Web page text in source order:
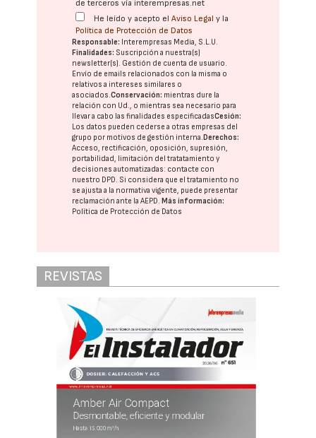
de terceros vía interempresas.net
He leído y acepto elAviso Legal y la
Política de Protección de Datos
Responsable: Interempresas Media, S.L.U.
Finalidades: Suscripción a nuestra(s)
newsletter(s). Gestión de cuenta de usuario.
Envío de emails relacionados con la misma o
relativos a intereses similares o
asociados.Conservación: mientras dure la
relación con Ud., o mientras sea necesario para
llevar a cabo las finalidades especificadasCesión:
Los datos pueden cederse a otras empresas del
grupo por motivos de gestión interna.Derechos:
Acceso, rectificación, oposición, supresión,
portabilidad, limitación del tratatamiento y
decisiones automatizadas: contacte con
nuestro DPD. Si considera que el tratamiento no
se ajusta a la normativa vigente, puede presentar
reclamación ante laAEPD.Más información:
Política de Protección de Datos
REVISTAS